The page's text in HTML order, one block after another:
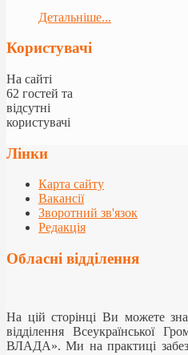
Детальніше...
Користувачі
На сайті
62 гостей та
відсутні
користувачі
Лінки
Карта сайту
Вакансії
Зворотний зв'язок
Редакція
Обласні відділення
На цій сторінці Ви можете
відділення Всеукраїнської
ВЛАДА». Ми на практиці